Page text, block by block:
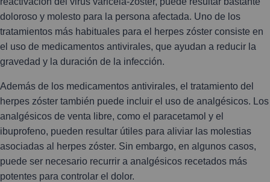
doloroso y molesto para la persona afectada. Uno de los
tratamientos más habituales para el herpes zóster consiste en
el uso de medicamentos antivirales, que ayudan a reducir la
gravedad y la duración de la infección.
Además de los medicamentos antivirales, el tratamiento del
herpes zóster también puede incluir el uso de analgésicos. Los
analgésicos de venta libre, como el paracetamol y el
ibuprofeno, pueden resultar útiles para aliviar las molestias
asociadas al herpes zóster. Sin embargo, en algunos casos,
puede ser necesario recurrir a analgésicos recetados más
potentes para controlar el dolor.